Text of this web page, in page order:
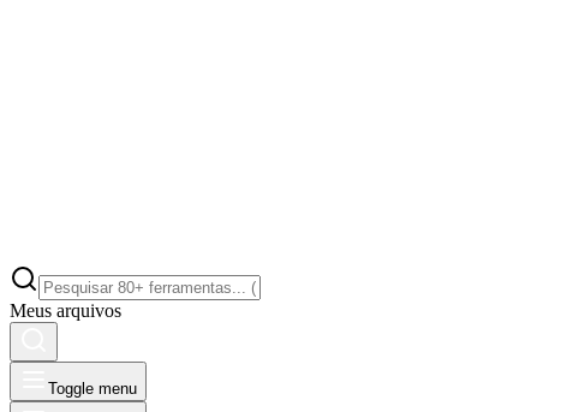
Meus arquivos
Toggle menu